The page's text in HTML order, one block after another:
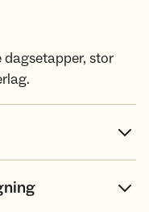
dagsetapper, stor